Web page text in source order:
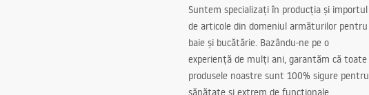
Suntem specializați în producția și importul
de articole din domeniul armăturilor pentru
baie și bucătărie. Bazându-ne pe o
experiență de mulți ani, garantăm că toate
produsele noastre sunt 100% sigure pentru
sănătate și extrem de funcționale.